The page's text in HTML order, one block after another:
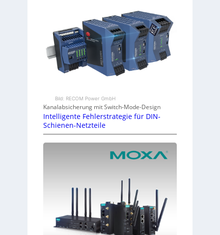
Bild: RECOM Power GmbH
Kanalabsicherung mit Switch-Mode-Design
Intelligente Fehlerstrategie für DIN-
Schienen-Netzteile